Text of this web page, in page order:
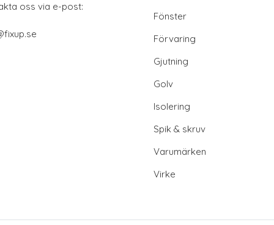
oss via e-post:
Fönster
Förvaring
Gjutning
Golv
Isolering
Spik & skruv
Varumärken
Virke